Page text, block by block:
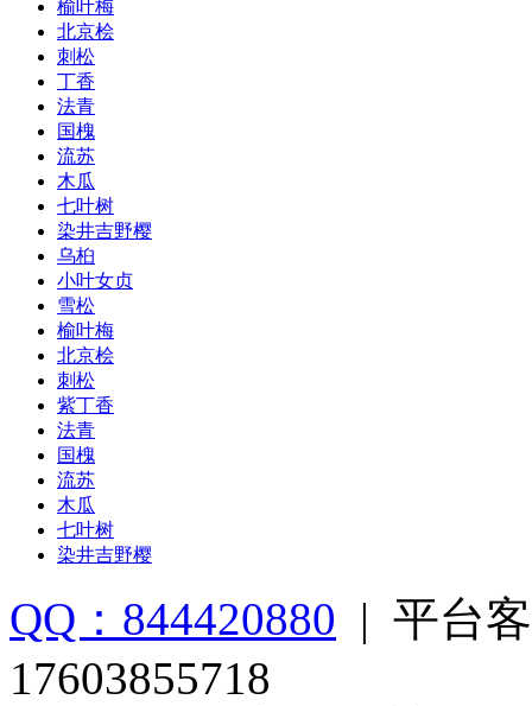
榆叶梅
北京桧
刺松
丁香
法青
国槐
流苏
木瓜
七叶树
染井吉野樱
乌桕
小叶女贞
雪松
榆叶梅
北京桧
刺松
紫丁香
法青
国槐
流苏
木瓜
七叶树
染井吉野樱
QQ：844420880 | 平台
17603855718